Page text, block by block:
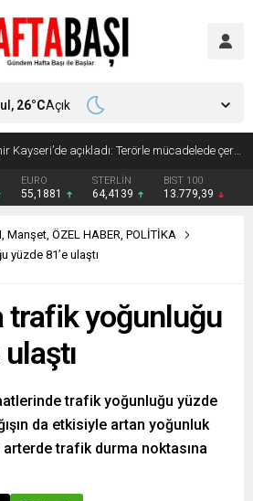
Süleyman Soylu ‘çok korktum’ deyip ilk kez açıkladı: En büyük tehdit dışarısıdır!
EURO
55,1881
STERLİN
64,4139
BIST 100
13.779,39
26°CAçık
, Manşet, ÖZEL HABER, POLİTİKA
yüzde 81’e ulaştı
trafik yoğunluğu
trafik yoğunluğu yüzde
da etkisiyle artan yoğunluk
trafik durma noktasına